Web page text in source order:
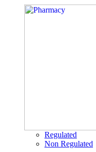
Regulated
Non Regulated